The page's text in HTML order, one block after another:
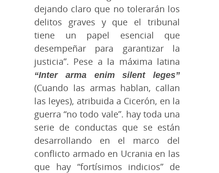
dejando claro que no tolerarán los
delitos graves y que el tribunal
tiene un papel esencial que
desempeñar para garantizar la
justicia”. Pese a la máxima latina
“Inter arma enim silent leges”
(Cuando las armas hablan, callan
las leyes), atribuida a Cicerón, en la
guerra “no todo vale”. hay toda una
serie de conductas que se están
desarrollando en el marco del
conflicto armado en Ucrania en las
que hay “fortísimos indicios” de